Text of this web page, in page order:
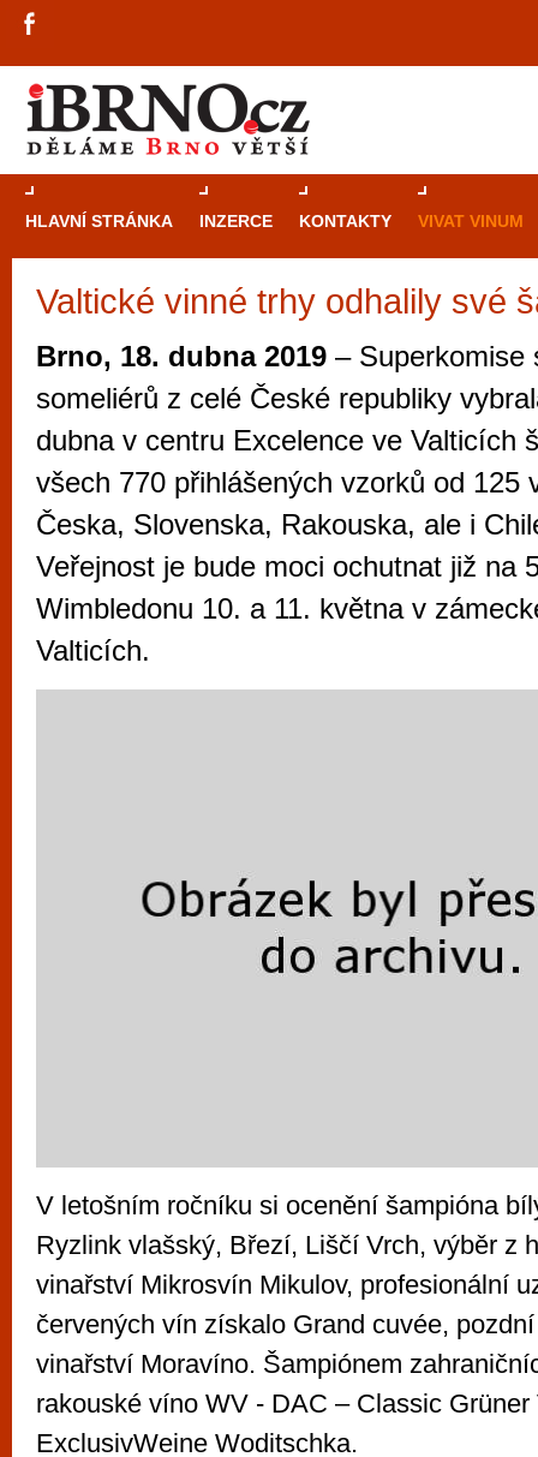
HLAVNÍ STRÁNKA INZERCE KONTAKTY VIVAT VINUM
Valtické vinné trhy odhalily své
Brno, 18. dubna 2019 – Superkomise
someliérů z celé České republiky
dubna v centru Excelence ve Valticích
všech 770 přihlášených vzorků od 125
Česka, Slovenska, Rakouska, ale i
Veřejnost je bude moci ochutnat již na
Wimbledonu 10. a 11. května v
Valticích.
V letošním ročníku si ocenění šampióna
Ryzlink vlašský, Březí, Liščí Vrch, výběr z
vinařství Mikrosvín Mikulov, profesionální
červených vín získalo Grand cuvée,
vinařství Moravíno. Šampiónem
rakouské víno WV - DAC – Classic Grüner
ExclusivWeine Woditschka.
Průvodce
Brně: Od
automaty
Brno je
zajímavé
restaurace,
Mimo jiné je ale také místem, kde si
vyzkoušet různé kasinové hry. V
metropoli naleznete širokou nabídku her
po moderní automaty jak pro pravidelné
příležitostné hráče. V...